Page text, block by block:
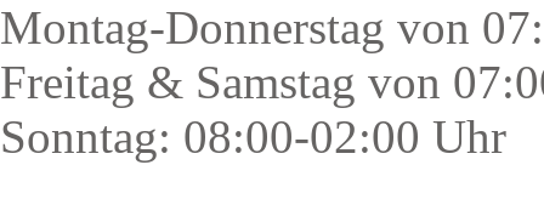
Montag-Donnerstag von
Freitag & Samstag von
Sonntag: 08:00-02:00 Uhr